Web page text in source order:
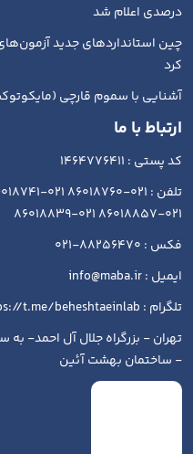
درصدی اعلام شد
چین استانداردهای جدید
کرد
آشنایی با سموم قارچی
ارتباط با ما
کد پستی : 1464776411
021-86018857 021-86018839
فکس : 88256470-021
ایمیل : info@maba.ir
تلگرام : https://t.me/beheshtaeinlab
- ساختمان بهشت آئین